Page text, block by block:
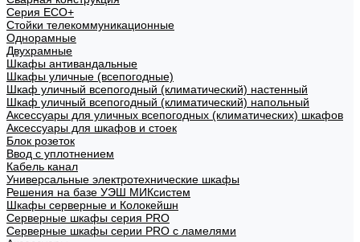
Серия ECO+
Стойки телекоммуникационные
Однорамные
Двухрамные
Шкафы антивандальные
Шкафы уличные (всепогодные)
Шкаф уличный всепогодный (климатический) настенный
Шкаф уличный всепогодный (климатический) напольный
Аксессуары для уличных всепогодных (климатических) шкафов
Аксессуары для шкафов и стоек
Блок розеток
Ввод с уплотнением
Кабель канал
Универсальные электротехнические шкафы
Решения на базе УЭШ МИКсистем
Шкафы серверные и Колокейшн
Серверные шкафы серия PRO
Серверные шкафы серии PRO с ламелями